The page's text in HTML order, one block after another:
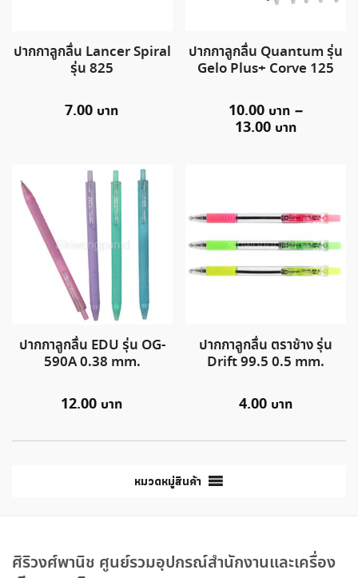
ปากกาลูกลื่น Lancer Spiral
รุ่น 825
7.00
ปากกาลูกลื่น Quantum รุ่น
Gelo Plus+ Corve 125
10.00
–
13.00
ปากกาลูกลื่น EDU รุ่น OG-
590A 0.38 mm.
12.00
ปากกาลูกลื่น ตราช้าง รุ่น
Drift 99.5 0.5 mm.
4.00
หมวดหมู่สินค้า
ศิริวงศ์พานิช ศูนย์รวมอุปกรณ์สำนักงานและเครื่อง